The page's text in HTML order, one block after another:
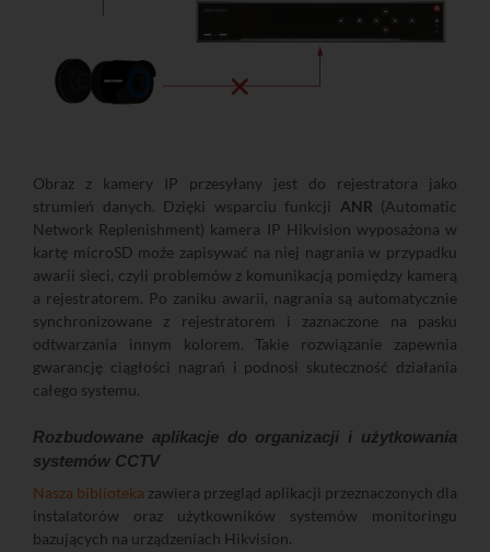
Obraz z kamery IP przesyłany jest do rejestratora jako
strumień danych. Dzięki wsparciu funkcji ANR (Automatic
Network Replenishment) kamera IP Hikvision wyposażona w
kartę microSD może zapisywać na niej nagrania w przypadku
awarii sieci, czyli problemów z komunikacją pomiędzy kamerą
a rejestratorem. Po zaniku awarii, nagrania są automatycznie
synchronizowane z rejestratorem i zaznaczone na pasku
odtwarzania innym kolorem. Takie rozwiązanie zapewnia
gwarancję ciągłości nagrań i podnosi skuteczność działania
całego systemu.
Rozbudowane aplikacje do organizacji i użytkowania
systemów CCTV
Nasza biblioteka zawiera przegląd aplikacji przeznaczonych dla
instalatorów oraz użytkowników systemów monitoringu
bazujących na urządzeniach Hikvision.